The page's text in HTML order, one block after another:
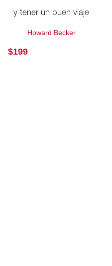
y tener un buen viaje
Howard Becker
$199